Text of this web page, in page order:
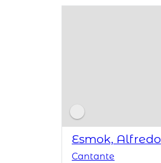
Esmok, Alfredo
Cantante